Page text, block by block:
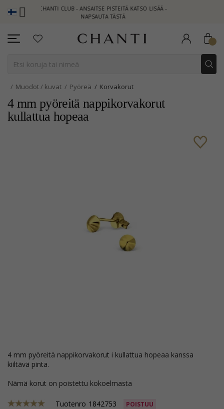
CHANTI CLUB - ANSAITSE PISTEITÄ KATSO LISÄÄ -
NAPSAUTA TÄSTÄ
Muodot / kuvat Pyöreä Korvakorut
4 mm pyöreitä nappikorvakorut
kullattua hopeaa
4 mm pyöreitä nappikorvakorut i kullattua hopeaa kanssa
kiiltävä pinta.
Nämä korut on poistettu kokoelmasta
Tuotenro 1842753 POISTUU